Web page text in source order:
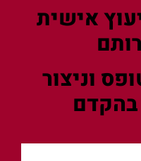
אישית
וניצור